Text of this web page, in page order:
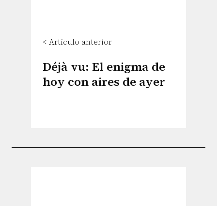
< Artículo anterior
Déjà vu: El enigma de
hoy con aires de ayer